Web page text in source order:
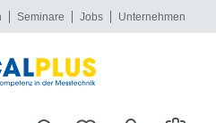
Seminare Jobs Unternehmen